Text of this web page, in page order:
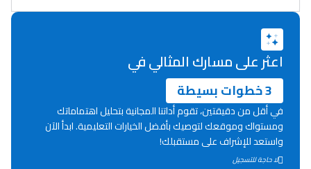
Lycée Maroc
التعليم الثانوي التأهيلي
اعثر على مسارك المثالي في
3 خطوات بسيطة
في أقل من دقيقتين، تقوم أداتنا المجانية بتحليل اهتماماتك
ومستواك وموقعك لتوصيك بأفضل الخيارات التعليمية. ابدأ الآن
واستعد للإشراف على مستقبلك!
لا حاجة للتسجيل